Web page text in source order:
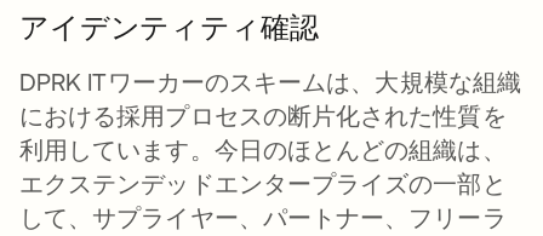
アイデンティティ確認
DPRK ITワーカーのスキームは、大規模な組織
における採用プロセスの断片化された性質を
利用しています。今日のほとんどの組織は、
エクステンデッドエンタープライズの一部と
して、サプライヤー、パートナー、フリーラ